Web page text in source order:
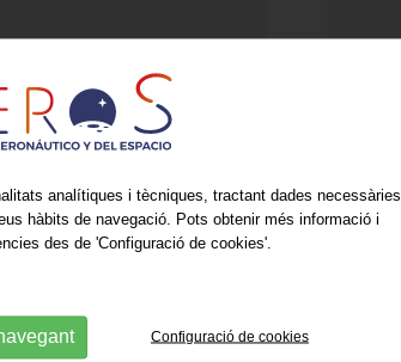
analítiques i tècniques, tractant dades necessàries
hàbits de navegació. Pots obtenir més informació i
des de 'Configuració de cookies'.
Configuració de cookies